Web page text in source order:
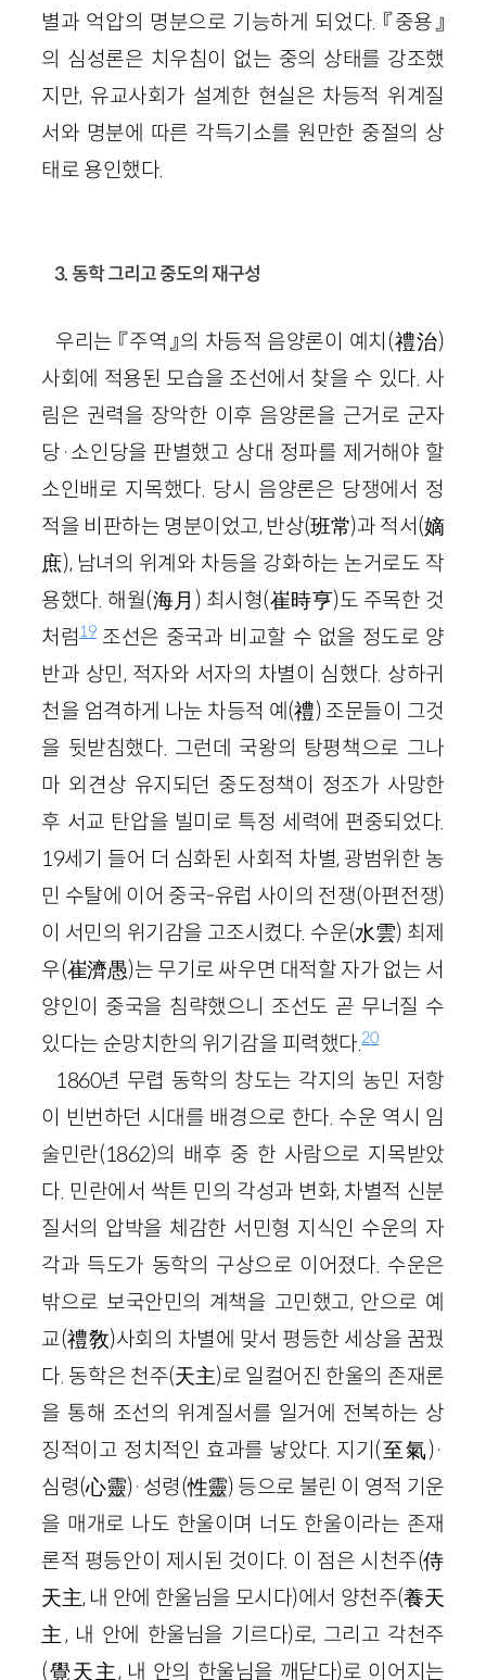
별과 억압의 명분으로 기능하게 되었다. 『중용』
의 심성론은 치우침이 없는 중의 상태를 강조했
지만, 유교사회가 설계한 현실은 차등적 위계질
서와 명분에 따른 각득기소를 원만한 중절의 상
태로 용인했다.
3. 동학 그리고 중도의 재구성
우리는 『주역』의 차등적 음양론이 예치(禮治)
사회에 적용된 모습을 조선에서 찾을 수 있다. 사
림은 권력을 장악한 이후 음양론을 근거로 군자
당·소인당을 판별했고 상대 정파를 제거해야 할
소인배로 지목했다. 당시 음양론은 당쟁에서 정
적을 비판하는 명분이었고, 반상(班常)과 적서(嫡
庶), 남녀의 위계와 차등을 강화하는 논거로도 작
용했다. 해월(海月) 최시형(崔時亨)도 주목한 것
처럼19조선은 중국과 비교할 수 없을 정도로 양
반과 상민, 적자와 서자의 차별이 심했다. 상하귀
천을 엄격하게 나눈 차등적 예(禮) 조문들이 그것
을 뒷받침했다. 그런데 국왕의 탕평책으로 그나
마 외견상 유지되던 중도정책이 정조가 사망한
후 서교 탄압을 빌미로 특정 세력에 편중되었다.
19세기 들어 더 심화된 사회적 차별, 광범위한 농
민 수탈에 이어 중국-유럽 사이의 전쟁(아편전쟁)
이 서민의 위기감을 고조시켰다. 수운(水雲) 최제
우(崔濟愚)는 무기로 싸우면 대적할 자가 없는 서
양인이 중국을 침략했으니 조선도 곧 무너질 수
있다는 순망치한의 위기감을 피력했다.20
1860년 무렵 동학의 창도는 각지의 농민 저항
이 빈번하던 시대를 배경으로 한다. 수운 역시 임
술민란(1862)의 배후 중 한 사람으로 지목받았
다. 민란에서 싹튼 민의 각성과 변화, 차별적 신분
질서의 압박을 체감한 서민형 지식인 수운의 자
각과 득도가 동학의 구상으로 이어졌다. 수운은
밖으로 보국안민의 계책을 고민했고, 안으로 예
교(禮敎)사회의 차별에 맞서 평등한 세상을 꿈꿨
다. 동학은 천주(天主)로 일컬어진 한울의 존재론
을 통해 조선의 위계질서를 일거에 전복하는 상
징적이고 정치적인 효과를 낳았다. 지기(至氣)·
심령(心靈)·성령(性靈) 등으로 불린 이 영적 기운
을 매개로 나도 한울이며 너도 한울이라는 존재
론적 평등안이 제시된 것이다. 이 점은 시천주(侍
天主, 내 안에 한울님을 모시다)에서 양천주(養天
主, 내 안에 한울님을 기르다)로, 그리고 각천주
(覺天主, 내 안의 한울님을 깨닫다)로 이어지는